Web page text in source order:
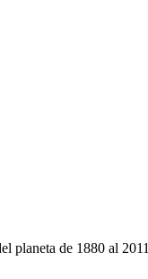
planeta de 1880 al 2011